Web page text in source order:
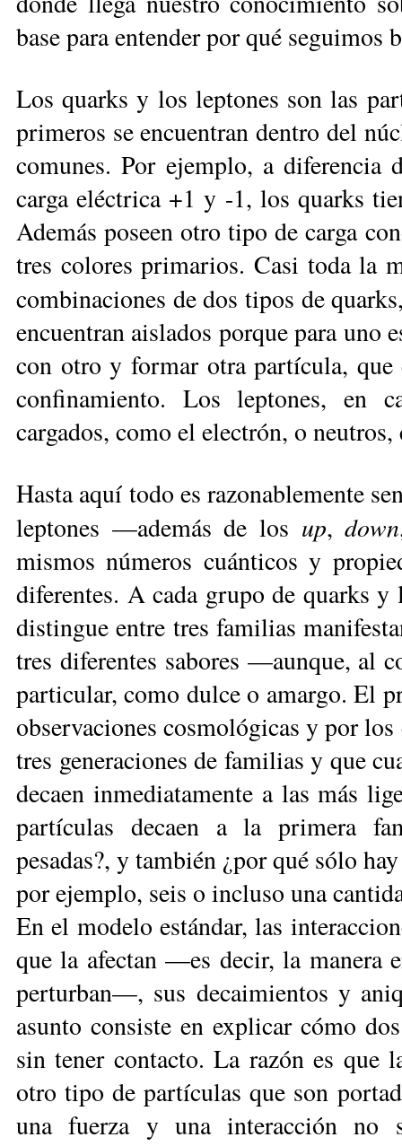
base para entender por qué seguimos
Los quarks y los leptones son las
primeros se encuentran dentro del
comunes. Por ejemplo, a diferencia
carga eléctrica +1 y -1, los quarks
Además poseen otro tipo de carga
tres colores primarios. Casi toda la
combinaciones de dos tipos de
encuentran aislados porque para uno
con otro y formar otra partícula,
confinamiento. Los leptones, en
cargados, como el electrón, o
Hasta aquí todo es razonablemente
leptones —además de los up,down
mismos números cuánticos y
diferentes. A cada grupo de quarks
distingue entre tres familias
tres diferentes sabores —aunque, al
particular, como dulce o amargo. El
observaciones cosmológicas y por
tres generaciones de familias y que
decaen inmediatamente a las más
partículas decaen a la primera
pesadas?, y también ¿por qué sólo
por ejemplo, seis o incluso una
En el modelo estándar, las
que la afectan —es decir, la manera
perturban—, sus decaimientos y
asunto consiste en explicar cómo
sin tener contacto. La razón es que
otro tipo de partículas que son
una fuerza y una interacción no